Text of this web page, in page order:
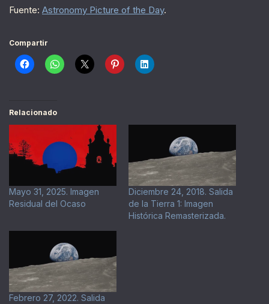
Fuente: Astronomy Picture of the Day.
Compartir
Relacionado
Mayo 31, 2025. Imagen
Residual del Ocaso
Diciembre 24, 2018. Salida
de la Tierra 1: Imagen
Histórica Remasterizada.
Febrero 27, 2022. Salida